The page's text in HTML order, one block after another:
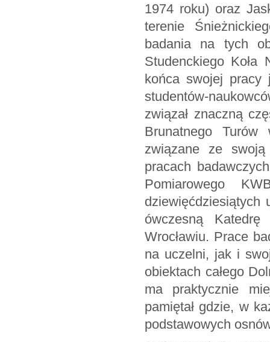
1974 roku) oraz
terenie
badania na tych
Studenckiego Koła
końca swojej pracy
studentów-
związał znaczną
Brunatnego
związane ze
pracach
Pomiarowego
dziewięćdziesiątych
ówczesną
Wrocławiu. Prace
na uczelni, jak i
obiektach całego
ma praktycznie
pamiętał gdzie, w
podstawowych